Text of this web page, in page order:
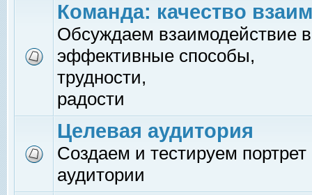
Команда: качество
Обсуждаем взаимодействие
эффективные способы,
трудности,
радости
Целевая аудитория
Создаем и тестируем
аудитории